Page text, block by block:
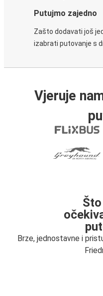
Putujmo zajedno
Zašto dodavati još
izabrati putovanje s
Vjeruje
Brze, jednostavne i